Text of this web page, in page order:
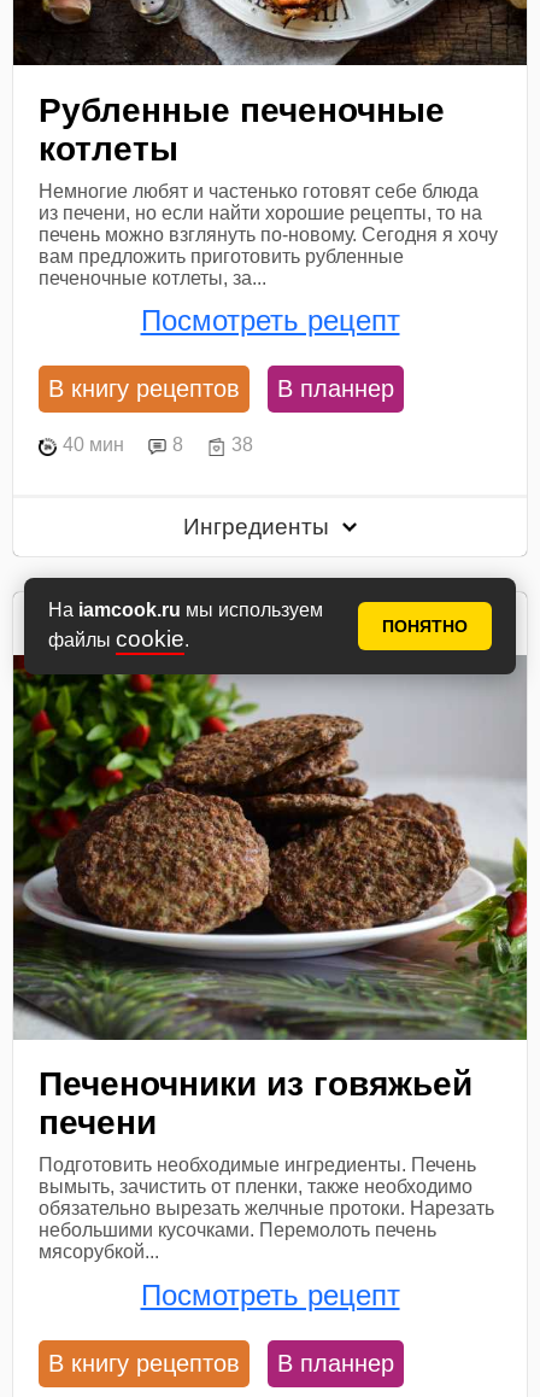
На iamcook.ru мы используем
файлы cookie.
ПОНЯТНО
Рубленные печеночные
котлеты
Немногие любят и частенько готовят себе блюда
из печени, но если найти хорошие рецепты, то на
печень можно взглянуть по-новому. Сегодня я хочу
вам предложить приготовить рубленные
печеночные котлеты, за...
Посмотреть рецепт
В книгу рецептов В планнер
40 мин 8 38
Ингредиенты
Ксюша
автор рецепта
Печеночники из говяжьей
печени
Подготовить необходимые ингредиенты. Печень
вымыть, зачистить от пленки, также необходимо
обязательно вырезать желчные протоки. Нарезать
небольшими кусочками. Перемолоть печень
мясорубкой...
Посмотреть рецепт
В книгу рецептов В планнер